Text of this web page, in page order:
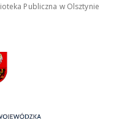
Publiczna w Olsztynie